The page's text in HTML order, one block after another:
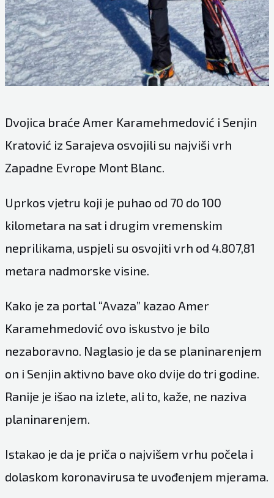
Dvojica braće Amer Karamehmedović i Senjin
Kratović iz Sarajeva osvojili su najviši vrh
Zapadne Evrope Mont Blanc.
Uprkos vjetru koji je puhao od 70 do 100
kilometara na sat i drugim vremenskim
neprilikama, uspjeli su osvojiti vrh od 4.807,81
metara nadmorske visine.
Kako je za portal “Avaza” kazao Amer
Karamehmedović ovo iskustvo je bilo
nezaboravno. Naglasio je da se planinarenjem
on i Senjin aktivno bave oko dvije do tri godine.
Ranije je išao na izlete, ali to, kaže, ne naziva
planinarenjem.
Istakao je da je priča o najvišem vrhu počela i
dolaskom koronavirusa te uvođenjem mjerama.